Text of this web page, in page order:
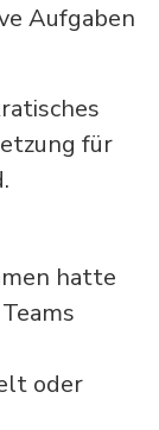
Aufgaben
für
hatte
oder